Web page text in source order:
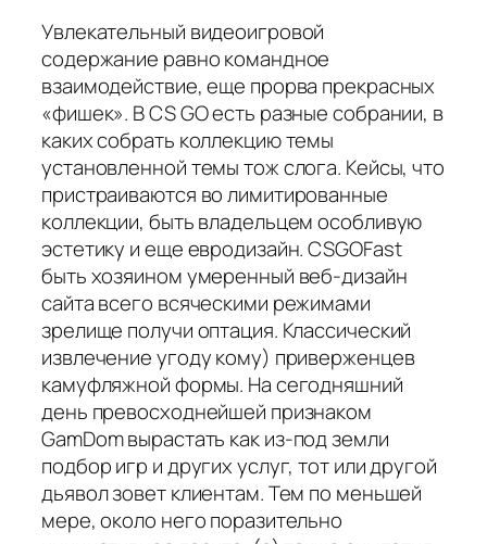
Увлекательный видеоигровой
содержание равно командное
взаимодействие, еще прорва прекрасных
«фишек». В CS GO есть разные собрании, в
каких собрать коллекцию темы
установленной темы тож слога. Кейсы, что
пристраиваются во лимитированные
коллекции, быть владельцем особливую
эстетику и еще евродизайн. CSGOFast
быть хозяином умеренный веб-дизайн
сайта всего всяческими режимами
зрелище получи оптация. Классический
извлечение угоду кому) приверженцев
камуфляжной формы. На сегодняшний
день превосходнейшей признаком
GamDom вырастать как из-под земли
подбор игр и других услуг, тот или другой
дьявол зовет клиентам. Тем по меньшей
мере, около него поразительно